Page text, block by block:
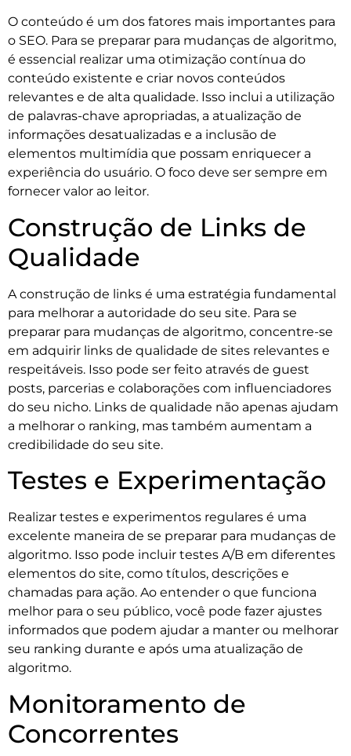
O conteúdo é um dos fatores mais importantes para
o SEO. Para se preparar para mudanças de algoritmo,
é essencial realizar uma otimização contínua do
conteúdo existente e criar novos conteúdos
relevantes e de alta qualidade. Isso inclui a utilização
de palavras-chave apropriadas, a atualização de
informações desatualizadas e a inclusão de
elementos multimídia que possam enriquecer a
experiência do usuário. O foco deve ser sempre em
fornecer valor ao leitor.
Construção de Links de
Qualidade
A construção de links é uma estratégia fundamental
para melhorar a autoridade do seu site. Para se
preparar para mudanças de algoritmo, concentre-se
em adquirir links de qualidade de sites relevantes e
respeitáveis. Isso pode ser feito através de guest
posts, parcerias e colaborações com influenciadores
do seu nicho. Links de qualidade não apenas ajudam
a melhorar o ranking, mas também aumentam a
credibilidade do seu site.
Testes e Experimentação
Realizar testes e experimentos regulares é uma
excelente maneira de se preparar para mudanças de
algoritmo. Isso pode incluir testes A/B em diferentes
elementos do site, como títulos, descrições e
chamadas para ação. Ao entender o que funciona
melhor para o seu público, você pode fazer ajustes
informados que podem ajudar a manter ou melhorar
seu ranking durante e após uma atualização de
algoritmo.
Monitoramento de
Concorrentes